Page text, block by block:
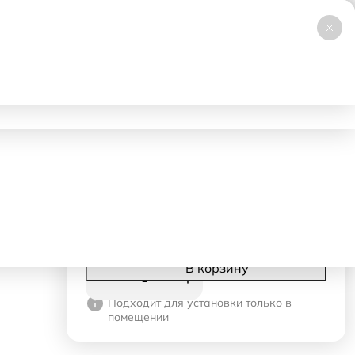
Заказать звонок
НОВИНКА
В корзинуКорзина
Подходит для установки только в
помещении